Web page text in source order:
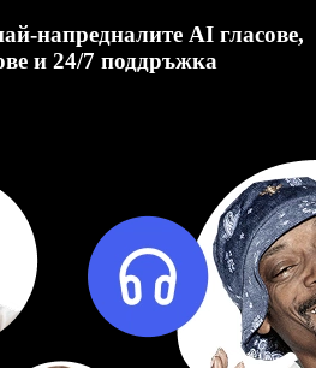
напредналите AI гласове,
и 24/7 поддръжка